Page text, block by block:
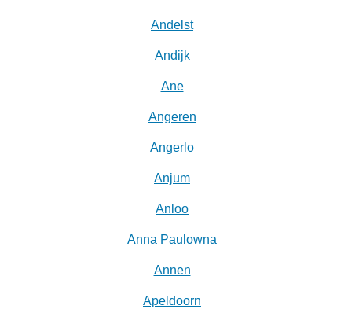
Andelst
Andijk
Ane
Angeren
Angerlo
Anjum
Anloo
Anna Paulowna
Annen
Apeldoorn